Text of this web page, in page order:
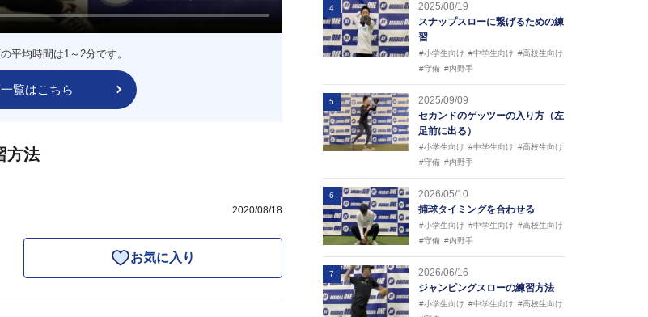
平均時間は1～2分です。
覧はこちら
方法
2020/08/18
お気に入り
4
2025/08/19
スナップスローに繋げるための練
習
#小学生向け #中学生向け #高校生向け
#守備 #内野手
5
2025/09/09
セカンドのゲッツーの入り方（左
足前に出る）
#小学生向け #中学生向け #高校生向け
#守備 #内野手
6
2026/05/10
捕球タイミングを合わせる
#小学生向け #中学生向け #高校生向け
#守備 #内野手
7
2026/06/16
ジャンピングスローの練習方法
#小学生向け #中学生向け #高校生向け